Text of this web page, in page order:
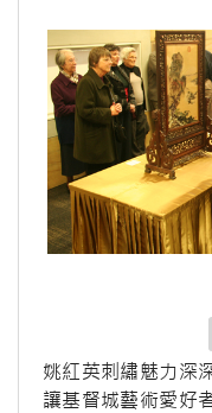
姚紅英刺繡魅力深
讓基督城藝術愛好